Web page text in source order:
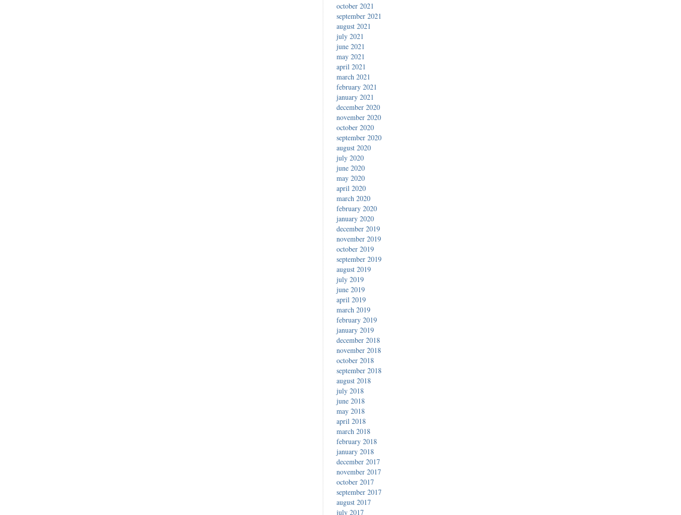
october 2021
september 2021
august 2021
july 2021
june 2021
may 2021
april 2021
march 2021
february 2021
january 2021
december 2020
november 2020
october 2020
september 2020
august 2020
july 2020
june 2020
may 2020
april 2020
march 2020
february 2020
january 2020
december 2019
november 2019
october 2019
september 2019
august 2019
july 2019
june 2019
april 2019
march 2019
february 2019
january 2019
december 2018
november 2018
october 2018
september 2018
august 2018
july 2018
june 2018
may 2018
april 2018
march 2018
february 2018
january 2018
december 2017
november 2017
october 2017
september 2017
august 2017
july 2017